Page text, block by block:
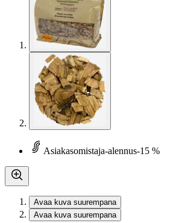
Asiakasomistaja-alennus-15 %
Avaa kuva suurempana
Avaa kuva suurempana